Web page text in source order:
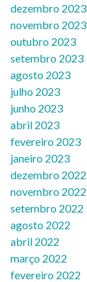
dezembro 2023
novembro 2023
outubro 2023
setembro 2023
agosto 2023
julho 2023
junho 2023
abril 2023
fevereiro 2023
janeiro 2023
dezembro 2022
novembro 2022
setembro 2022
agosto 2022
abril 2022
março 2022
fevereiro 2022